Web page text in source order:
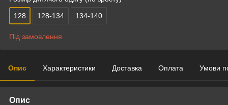
128 128-134 134-140
Під замовлення
Опис Характеристики Доставка Оплата Умови
Опис